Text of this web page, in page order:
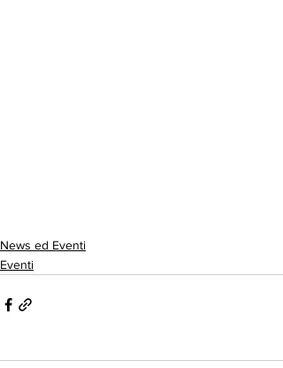
News ed Eventi
Eventi